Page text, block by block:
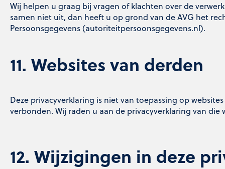
Wij helpen u graag bij vragen of klachten over de
samen niet uit, dan heeft u op grond van de AVG het
Persoonsgegevens (autoriteitpersoonsgegevens.nl).
11. Websites van derden
Deze privacyverklaring is niet van toepassing op
verbonden. Wij raden u aan de privacyverklaring van
12. Wijzigingen in deze